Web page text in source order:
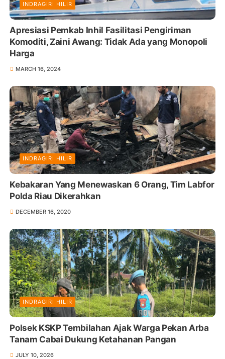
INDRAGIRI HILIR
Apresiasi Pemkab Inhil Fasilitasi Pengiriman
Komoditi, Zaini Awang: Tidak Ada yang Monopoli
Harga
MARCH 16, 2024
INDRAGIRI HILIR
Kebakaran Yang Menewaskan 6 Orang, Tim Labfor
Polda Riau Dikerahkan
DECEMBER 16, 2020
INDRAGIRI HILIR
Polsek KSKP Tembilahan Ajak Warga Pekan Arba
Tanam Cabai Dukung Ketahanan Pangan
JULY 10, 2026